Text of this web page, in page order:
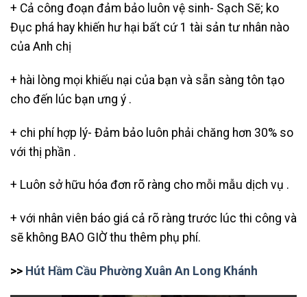
+ Cả công đoạn đảm bảo luôn vệ sinh- Sạch Sẽ; ko
Đục phá hay khiến hư hại bất cứ 1 tài sản tư nhân nào
của Anh chị
+ hài lòng mọi khiếu nại của bạn và sẵn sàng tôn tạo
cho đến lúc bạn ưng ý .
+ chi phí hợp lý- Đảm bảo luôn phải chăng hơn 30% so
với thị phần .
+ Luôn sở hữu hóa đơn rõ ràng cho mỗi mẫu dịch vụ .
+ với nhân viên báo giá cả rõ ràng trước lúc thi công và
sẽ không BAO GIỜ thu thêm phụ phí.
>> Hút Hầm Cầu Phường Xuân An Long Khánh